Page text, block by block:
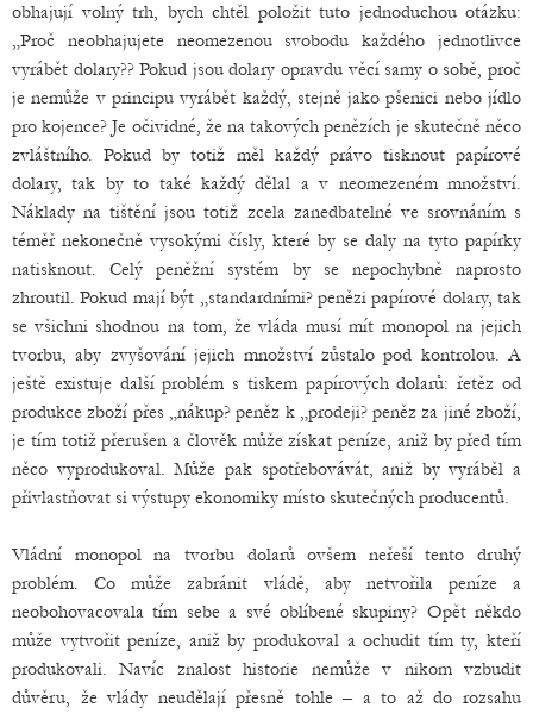
obhajují volný trh, bych chtěl položit tuto jednoduchou otázku:
„Proč neobhajujete neomezenou svobodu každého jednotlivce
vyrábět dolary?? Pokud jsou dolary opravdu věcí samy o sobě, proč
je nemůže v principu vyrábět každý, stejně jako pšenici nebo jídlo
pro kojence? Je očividné, že na takových penězích je skutečně něco
zvláštního. Pokud by totiž měl každý právo tisknout papírové
dolary, tak by to také každý dělal a v neomezeném množství.
Náklady na tištění jsou totiž zcela zanedbatelné ve srovnáním s
téměř nekonečně vysokými čísly, které by se daly na tyto papírky
natisknout. Celý peněžní systém by se nepochybně naprosto
zhroutil. Pokud mají být „standardními? penězi papírové dolary, tak
se všichni shodnou na tom, že vláda musí mít monopol na jejich
tvorbu, aby zvyšování jejich množství zůstalo pod kontrolou. A
ještě existuje další problém s tiskem papírových dolarů: řetěz od
produkce zboží přes „nákup? peněz k „prodeji? peněz za jiné zboží,
je tím totiž přerušen a člověk může získat peníze, aniž by před tím
něco vyprodukoval. Může pak spotřebovávát, aniž by vyráběl a
přivlastňovat si výstupy ekonomiky místo skutečných producentů.
Vládní monopol na tvorbu dolarů ovšem neřeší tento druhý
problém. Co může zabránit vládě, aby netvořila peníze a
neobohovacovala tím sebe a své oblíbené skupiny? Opět někdo
může vytvořit peníze, aniž by produkoval a ochudit tím ty, kteří
produkovali. Navíc znalost historie nemůže v nikom vzbudit
důvěru, že vlády neudělají přesně tohle – a to až do rozsahu